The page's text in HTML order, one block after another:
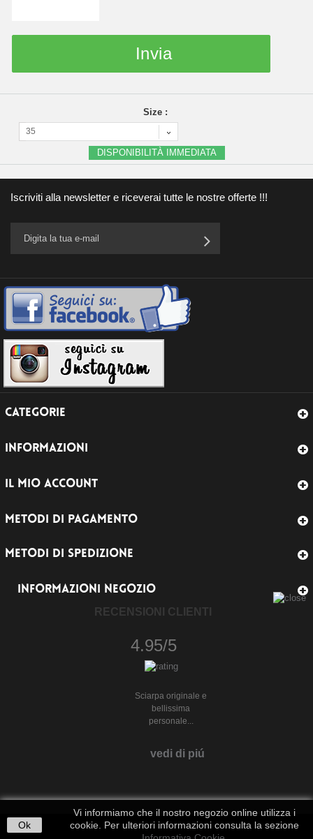
Invia
Size :
35
DISPONIBILITÀ IMMEDIATA
Iscriviti alla newsletter e riceverai tutte le nostre offerte !!!
CATEGORIE
INFORMAZIONI
IL MIO ACCOUNT
METODI DI PAGAMENTO
METODI DI SPEDIZIONE
INFORMAZIONI NEGOZIO
RECENSIONI CLIENTI
4.95/5
Sciarpa originale e
bellissima
personale...
vedi di piú
Ok
Vi informiamo che il nostro negozio online utilizza i
cookie. Per ulteriori informazioni consulta la sezione